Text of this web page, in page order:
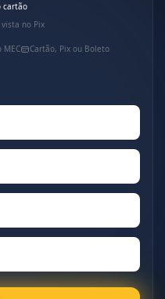
cartão
no Pix
MEC Cartão, Pix ou Boleto